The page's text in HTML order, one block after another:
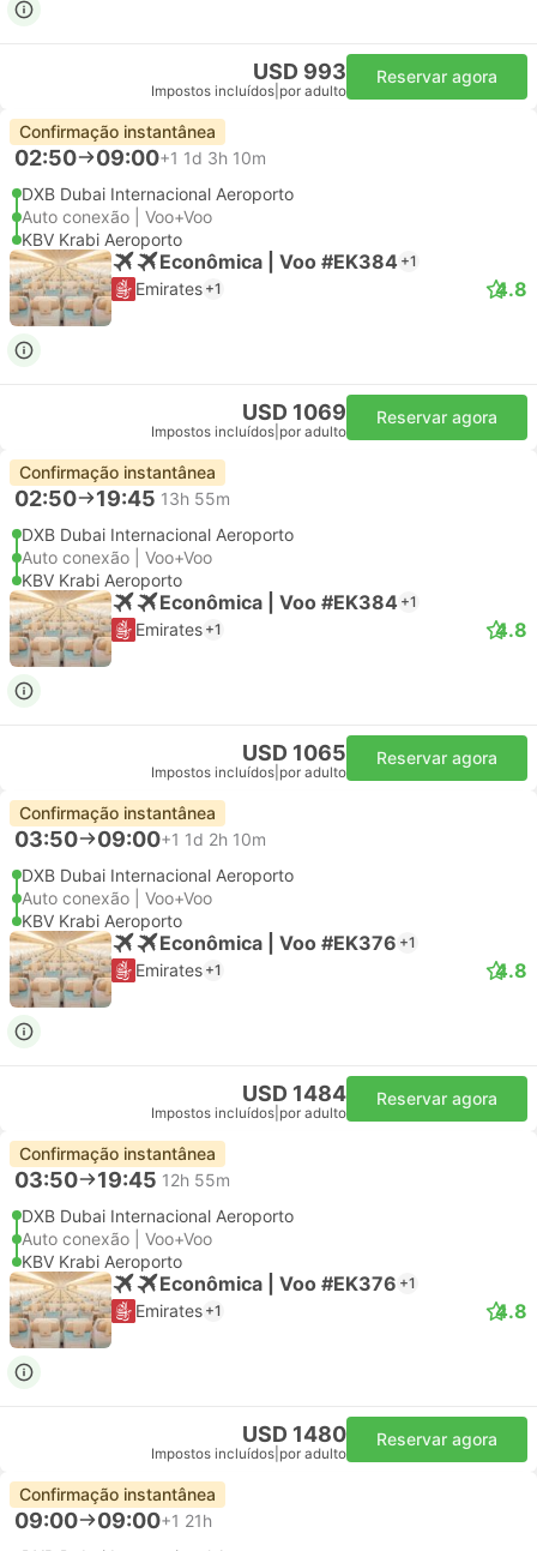
USD 993
Impostos incluídos por adulto
Reservar agora
Confirmação instantânea
02:50 09:00+1 1d 3h 10m
DXB Dubai Internacional Aeroporto
Auto conexão | Voo+Voo
KBV Krabi Aeroporto
Econômica | Voo #EK384 +1
Emirates +1 4.8
USD 1069
Impostos incluídos por adulto
Reservar agora
Confirmação instantânea
02:50 19:45 13h 55m
DXB Dubai Internacional Aeroporto
Auto conexão | Voo+Voo
KBV Krabi Aeroporto
Econômica | Voo #EK384 +1
Emirates +1 4.8
USD 1065
Impostos incluídos por adulto
Reservar agora
Confirmação instantânea
03:50 09:00+1 1d 2h 10m
DXB Dubai Internacional Aeroporto
Auto conexão | Voo+Voo
KBV Krabi Aeroporto
Econômica | Voo #EK376 +1
Emirates +1 4.8
USD 1484
Impostos incluídos por adulto
Reservar agora
Confirmação instantânea
03:50 19:45 12h 55m
DXB Dubai Internacional Aeroporto
Auto conexão | Voo+Voo
KBV Krabi Aeroporto
Econômica | Voo #EK376 +1
Emirates +1 4.8
USD 1480
Impostos incluídos por adulto
Reservar agora
Confirmação instantânea
09:00 09:00+1 21h